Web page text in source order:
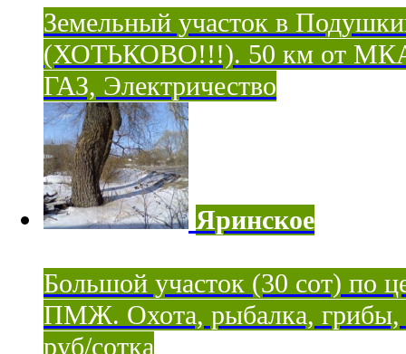
Земельный участок в
(ХОТЬКОВО!!!). 50 км от
ГАЗ, Электричество
Яринское
Большой участок (30 сот) по
ПМЖ. Охота, рыбалка, грибы,
руб/сотка